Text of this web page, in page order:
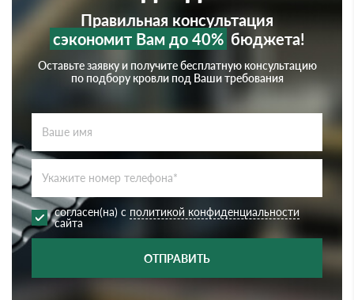
Правильная консультация
сэкономит Вам до 40% бюджета!
Оставьте заявку и получите бесплатную консультацию
по подбору кровли под Ваши требования
согласен(на) с политикой конфиденциальности
сайта
ОТПРАВИТЬ